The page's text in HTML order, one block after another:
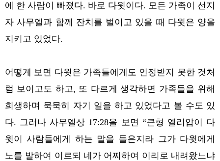
에 한 사람이 빠졌다. 바로 다윗이다. 모든 가족이 선지
자 사무엘과 함께 잔치를 벌이고 있을 때 다윗은 양을
지키고 있었다.
어떻게 보면 다윗은 가족들에게도 인정받지 못한 것처
럼 보이고도 하고, 또 다르게 생각하면 가족들을 위해
희생하며 묵묵히 자기 일을 하고 있었다고 볼 수도 있
다. 그러나 사무엘상 17:28을 보면 “큰형 엘리압이 다
윗이 사람들에게 하는 말을 들은지라 그가 다윗에게
노를 발하여 이르되 네가 어찌하여 이리로 내려왔느냐